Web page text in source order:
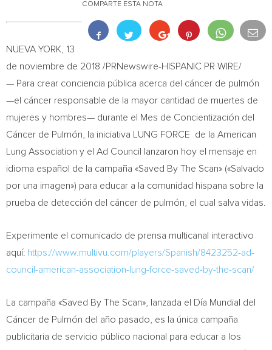
COMPARTE ESTA NOTA
NUEVA YORK , 13
de noviembre de 2018 /PRNewswire-HISPANIC PR WIRE/
— Para crear conciencia pública acerca del cáncer de pulmón
—el cáncer responsable de la mayor cantidad de muertes de
mujeres y hombres— durante el Mes de Concientización del
Cáncer de Pulmón, la iniciativa LUNG FORCE de la American
Lung Association y el Ad Council lanzaron hoy el mensaje en
idioma español de la campaña «Saved By The Scan» («Salvado
por una imagen») para educar a la comunidad hispana sobre la
prueba de detección del cáncer de pulmón, el cual salva vidas.
Experimente el comunicado de prensa multicanal interactivo
aquí: https://www.multivu.com/players/Spanish/8423252-ad-
council-american-association-lung-force-saved-by-the-scan/
La campaña «Saved By The Scan», lanzada el Día Mundial del
Cáncer de Pulmón del año pasado, es la única campaña
publicitaria de servicio público nacional para educar a los